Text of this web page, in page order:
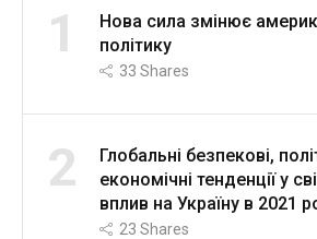
1
Нова сила змінює
політику
33 Shares
2
Глобальні безпекові,
економічні тенденції у
вплив на Україну в 2021
23 Shares